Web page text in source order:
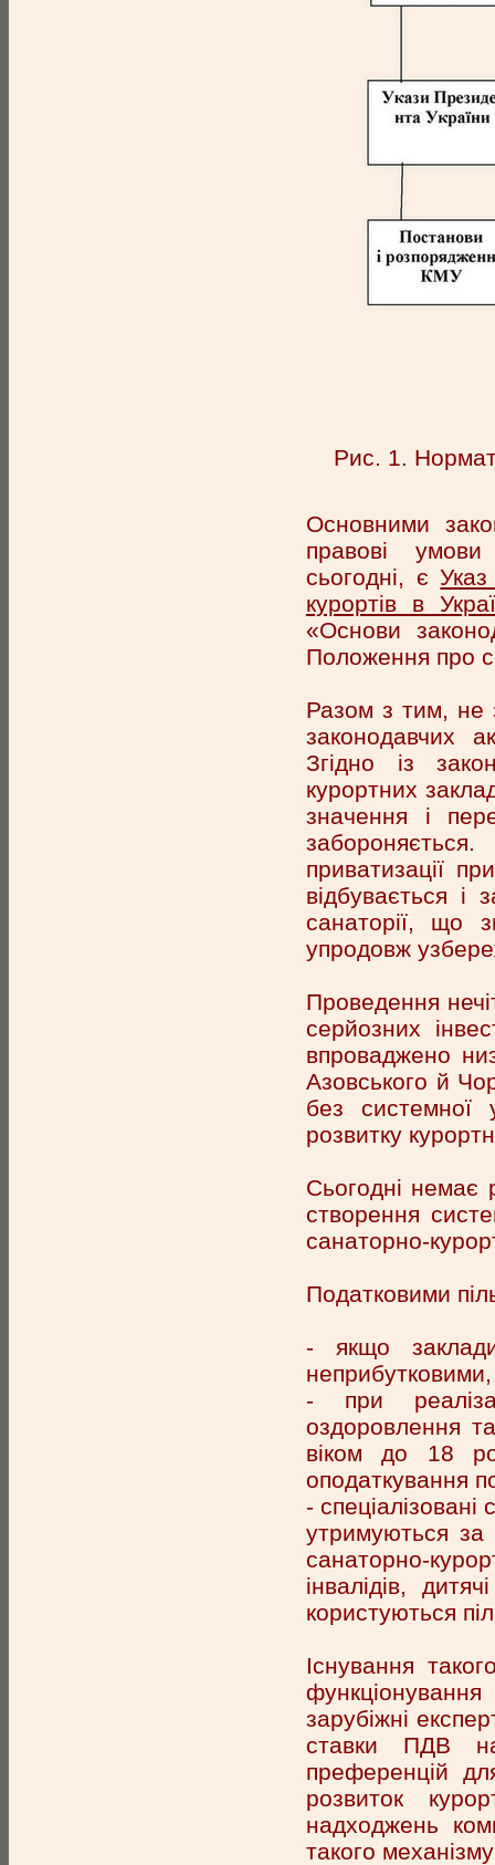
Рис. 1.
Основними
правові умови
сьогодні, є
курортів в
«Основи
Положення про
Разом з тим, не
законодавчих
Згідно із
курортних
значення і
приватизації
відбувається і
санаторії, що
упродовж
Проведення
серйозних
впроваджено
Азовського й
без системної
розвитку
Сьогодні немає
створення
санаторно-
Податковими
- якщо
- при
оздоровлення
віком до 18
оподаткування
- спеціалізовані
утримуються за
санаторно-
інвалідів,
користуються
Існування
зарубіжні
ставки ПДВ
преференцій
розвиток
надходжень
такого